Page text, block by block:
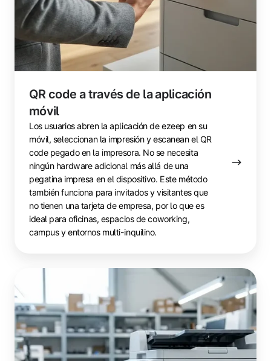
QR code a través de la aplicación
móvil
Los usuarios abren la aplicación de ezeep en su
móvil, seleccionan la impresión y escanean el QR
code pegado en la impresora. No se necesita
ningún hardware adicional más allá de una
pegatina impresa en el dispositivo. Este método
también funciona para invitados y visitantes que
no tienen una tarjeta de empresa, por lo que es
ideal para oficinas, espacios de coworking,
campus y entornos multi-inquilino.